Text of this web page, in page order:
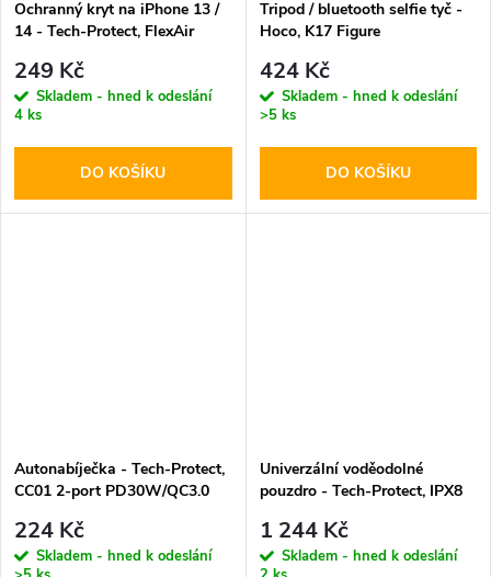
Ochranný kryt na iPhone 13 /
14 - Tech-Protect, FlexAir
249 Kč
Skladem - hned k odeslání
4 ks
DO KOŠÍKU
Tripod / bluetooth selfie tyč -
Hoco, K17 Figure
424 Kč
Skladem - hned k odeslání
>5 ks
DO KOŠÍKU
Autonabíječka - Tech-Protect,
CC01 2-port PD30W/QC3.0
224 Kč
Skladem - hned k odeslání
Univerzální voděodolné
pouzdro - Tech-Protect, IPX8
Gray
1 244 Kč
Skladem - hned k odeslání